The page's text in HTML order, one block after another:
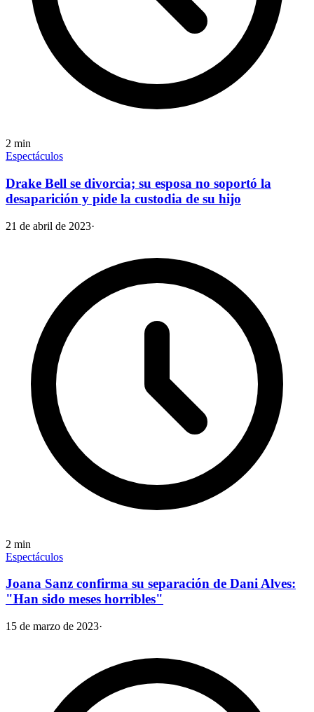
2 min
Espectáculos
Drake Bell se divorcia; su esposa no soportó la
desaparición y pide la custodia de su hijo
21 de abril de 2023·
2 min
Espectáculos
Joana Sanz confirma su separación de Dani Alves:
"Han sido meses horribles"
15 de marzo de 2023·